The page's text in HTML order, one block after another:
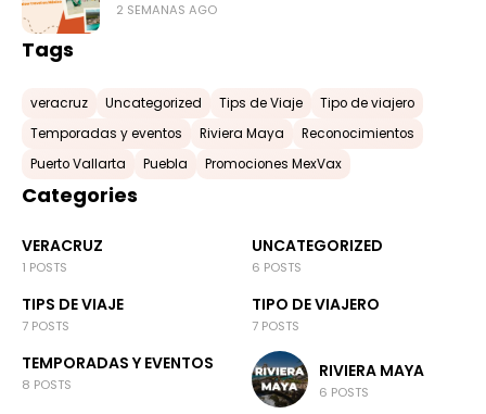
2 SEMANAS AGO
Tags
veracruz Uncategorized Tips de Viaje
Tipo de viajero
Temporadas y eventos
Riviera Maya
Reconocimientos
Puerto Vallarta
Puebla Promociones MexVax
Categories
VERACRUZ
1 POSTS
UNCATEGORIZED
6 POSTS
TIPS DE VIAJE
7 POSTS
TIPO DE VIAJERO
7 POSTS
TEMPORADAS Y EVENTOS
8 POSTS
RIVIERA MAYA
6 POSTS